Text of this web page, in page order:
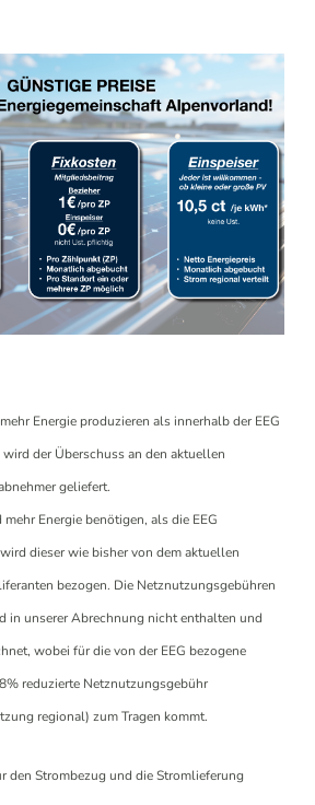
Energie produzieren als innerhalb der EEG
der Überschuss an den aktuellen
geliefert.
Energie benötigen, als die EEG
dieser wie bisher von dem aktuellen
bezogen. Die Netznutzungsgebühren
in unserer Abrechnung nicht enthalten und
wobei für die von der EEG bezogene
reduzierte Netznutzungsgebühr
regional) zum Tragen kommt.
den Strombezug und die Stromlieferung